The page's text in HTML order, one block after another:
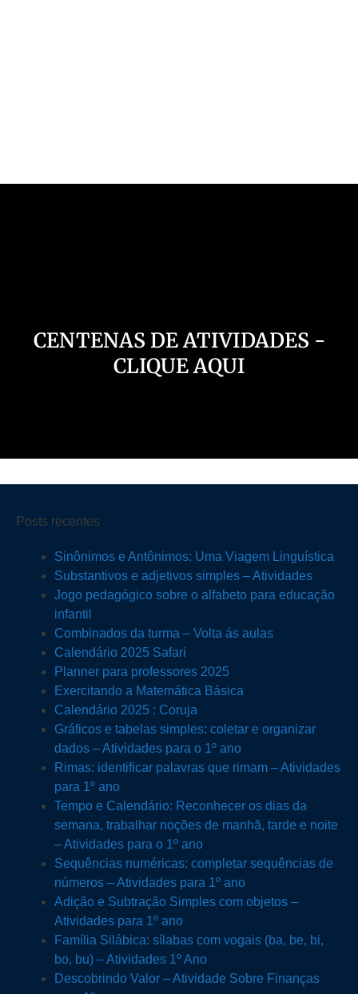
CENTENAS DE ATIVIDADES -
CLIQUE AQUI
Posts recentes
Sinônimos e Antônimos: Uma Viagem Linguística
Substantivos e adjetivos simples – Atividades
Jogo pedagógico sobre o alfabeto para educação
infantil
Combinados da turma – Volta ás aulas
Calendário 2025 Safari
Planner para professores 2025
Exercitando a Matemática Básica
Calendário 2025 : Coruja
Gráficos e tabelas simples: coletar e organizar
dados – Atividades para o 1º ano
Rimas: identificar palavras que rimam – Atividades
para 1º ano
Tempo e Calendário: Reconhecer os dias da
semana, trabalhar noções de manhã, tarde e noite
– Atividades para o 1º ano
Sequências numéricas: completar sequências de
números – Atividades para 1º ano
Adição e Subtração Simples com objetos –
Atividades para 1º ano
Família Silábica: sílabas com vogais (ba, be, bi,
bo, bu) – Atividades 1º Ano
Descobrindo Valor – Atividade Sobre Finanças